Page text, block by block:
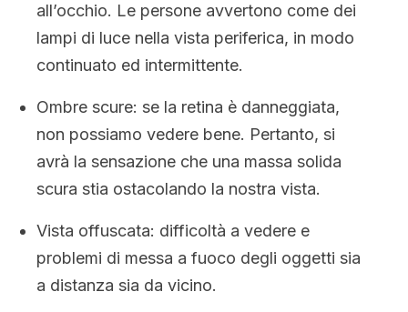
all’occhio. Le persone avvertono come dei
lampi di luce nella vista periferica, in modo
continuato ed intermittente.
Ombre scure: se la retina è danneggiata,
non possiamo vedere bene. Pertanto, si
avrà la sensazione che una massa solida
scura stia ostacolando la nostra vista.
Vista offuscata: difficoltà a vedere e
problemi di messa a fuoco degli oggetti sia
a distanza sia da vicino.